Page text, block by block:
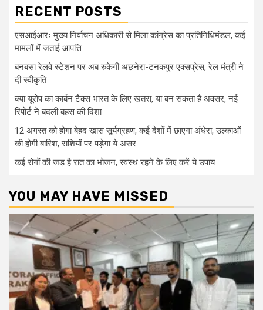
RECENT POSTS
एसआईआरः मुख्य निर्वाचन अधिकारी से मिला कांग्रेस का प्रतिनिधिमंडल, कई
मामलों में जताई आपत्ति
बनबसा रेलवे स्टेशन पर अब रुकेगी अछनेरा-टनकपुर एक्सप्रेस, रेल मंत्री ने
दी स्वीकृति
क्या यूरोप का कार्बन टैक्स भारत के लिए खतरा, या बन सकता है अवसर, नई
रिपोर्ट ने बदली बहस की दिशा
12 अगस्त को होगा बेहद खास सूर्यग्रहण, कई देशों में छाएगा अंधेरा, उल्काओं
की होगी बारिश, राशियों पर पड़ेगा ये असर
कई रोगों की जड़ है रात का भोजन, स्वस्थ रहने के लिए करें ये उपाय
YOU MAY HAVE MISSED